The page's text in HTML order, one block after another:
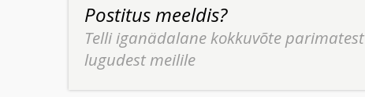
Postitus meeldis?
Telli iganädalane kokkuvõte parimatest
lugudest meilile